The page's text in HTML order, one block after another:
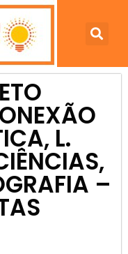
L.
–